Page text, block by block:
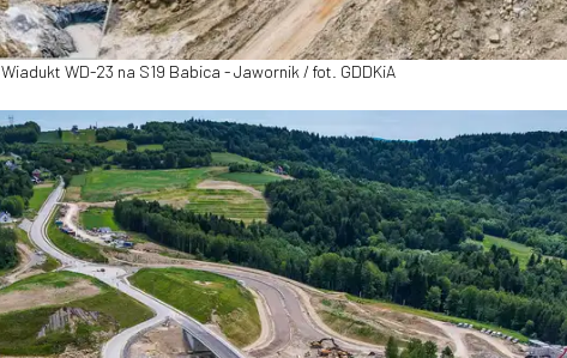
Wiadukt WD-23 na S19 Babica - Jawornik / fot. GDDKiA